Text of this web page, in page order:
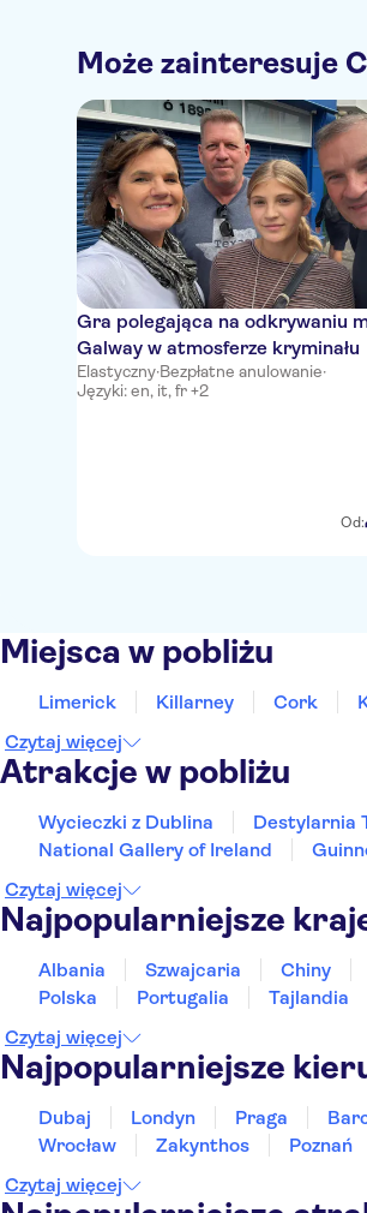
Może zainteresuje
Gra polegająca na odkrywaniu
Galway w atmosferze kryminału
Elastyczny·Bezpłatne anulowanie·
Języki: en, it, fr +2
Od:
Miejsca w pobliżu
Limerick Killarney Cork
Czytaj więcej
Atrakcje w pobliżu
Wycieczki z Dublina Destylarnia
National Gallery of Ireland
Czytaj więcej
Najpopularniejsze
Albania Szwajcaria Chiny
Polska
Portugalia Tajlandia
Czytaj więcej
Najpopularniejsze
Dubaj Londyn Praga
Wrocław
Zakynthos Poznań
Czytaj więcej